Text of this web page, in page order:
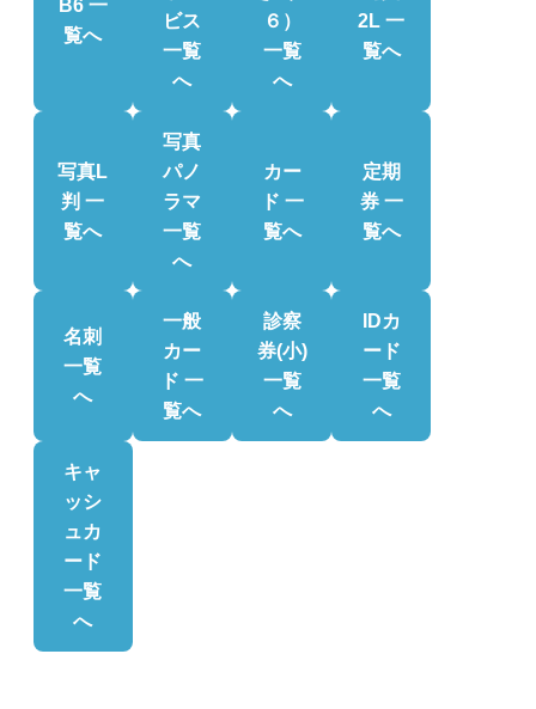
B6 一
覧へ
ビス
一覧
へ
６）
一覧
へ
2L 一
覧へ
写真L
判 一
覧へ
写真
パノ
ラマ
一覧
へ
カー
ド 一
覧へ
定期
券 一
覧へ
名刺
一覧
へ
一般
カー
ド 一
覧へ
診察
券(小)
一覧
へ
IDカ
ード
一覧
へ
キャ
ッシ
ュカ
ード
一覧
へ